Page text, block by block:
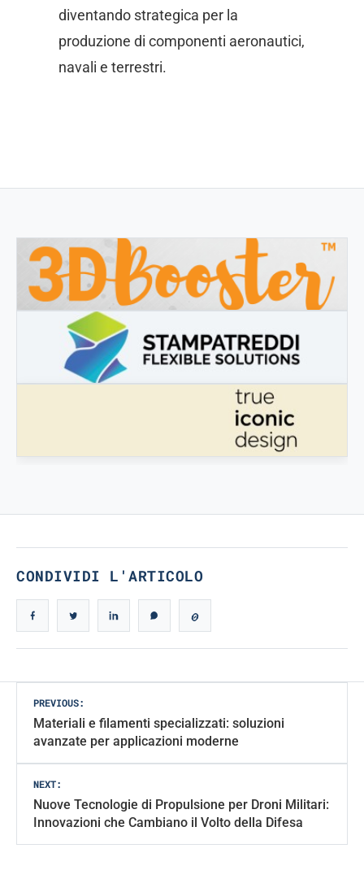
diventando strategica per la
produzione di componenti aeronautici,
navali e terrestri.
3DBOOSTER
3DBooster - Prodotti innovativi per stampa 3D
CONDIVIDI L'ARTICOLO
Post
navigation
PREVIOUS:
Materiali e filamenti specializzati: soluzioni
avanzate per applicazioni moderne
NEXT:
Nuove Tecnologie di Propulsione per Droni Militari:
Innovazioni che Cambiano il Volto della Difesa